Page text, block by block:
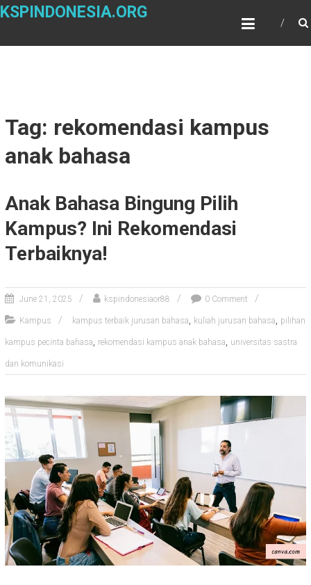
Skip
KSPINDONESIA.ORG
Tag: rekomendasi kampus
anak bahasa
Anak Bahasa Bingung Pilih
Kampus? Ini Rekomendasi
Terbaiknya!
June 21, 2025 kspindonesiaor88 0 Comment
Kampus kampus terbaik jurusan bahasa, kuliah jurusan bahasa, pilihan
kampus pecinta bahasa, rekomendasi kampus anak bahasa, universitas sastra
dan komunikasi